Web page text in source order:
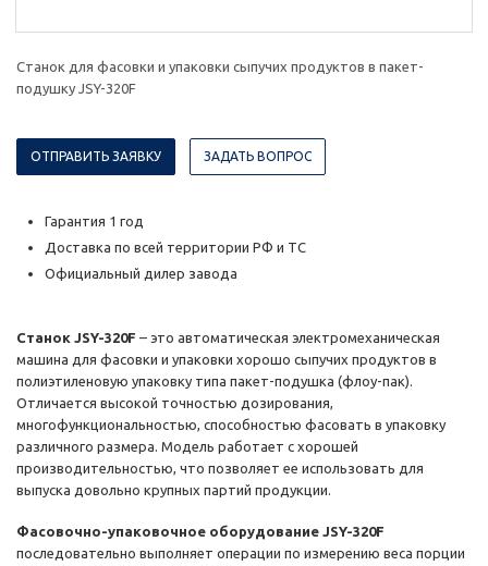
Станок для фасовки и упаковки сыпучих продуктов в пакет-
подушку JSY-320F
ОТПРАВИТЬ ЗАЯВКУ ЗАДАТЬ ВОПРОС
Гарантия 1 год
Доставка по всей территории РФ и ТС
Официальный дилер завода
Станок JSY-320F – это автоматическая электромеханическая
машина для фасовки и упаковки хорошо сыпучих продуктов в
полиэтиленовую упаковку типа пакет-подушка (флоу-пак).
Отличается высокой точностью дозирования,
многофункциональностью, способностью фасовать в упаковку
различного размера. Модель работает с хорошей
производительностью, что позволяет ее использовать для
выпуска довольно крупных партий продукции.
Фасовочно-упаковочное оборудование JSY-320F
последовательно выполняет операции по измерению веса порции